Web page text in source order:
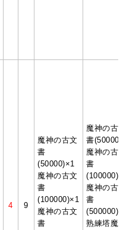
4 9
魔神の古文
書
(50000)×1
魔神の古文
書
(100000)×1
魔神の古文
書
魔神の古
書
魔神の古
書
魔神の古
書
熟練塔魔